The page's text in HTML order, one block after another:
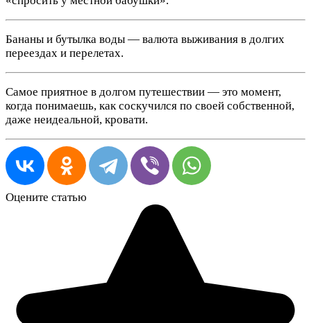
Бананы и бутылка воды — валюта выживания в долгих
переездах и перелетах.
Самое приятное в долгом путешествии — это момент,
когда понимаешь, как соскучился по своей собственной,
даже неидеальной, кровати.
Оцените статью